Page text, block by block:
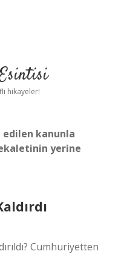
hikayeler!
edilen kanunla
yerine
Cumhuriyetten